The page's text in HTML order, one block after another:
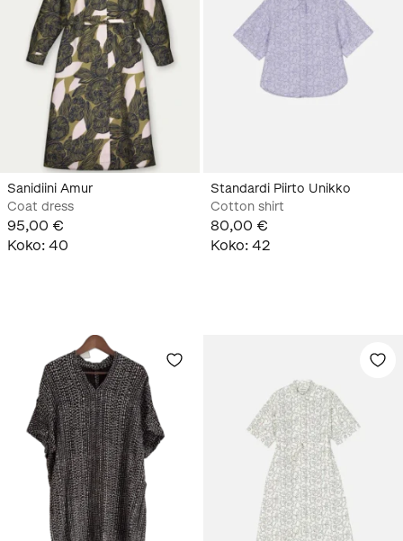
Sanidiini Amur
Coat dress
95,00 €
Koko: 40
Standardi Piirto Unikko
Cotton shirt
80,00 €
Koko: 42